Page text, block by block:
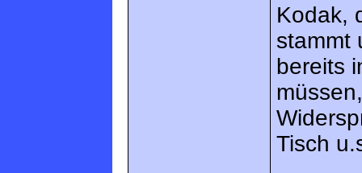
Kodak,
stammt
bereits
Tisch